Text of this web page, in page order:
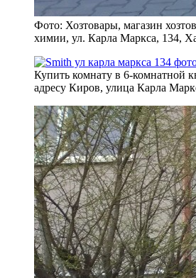
Фото: Хозтовары, магазин
химии, ул. Карла Маркса, 134,
Купить комнату в 6-комнатной
адресу Киров, улица Карла